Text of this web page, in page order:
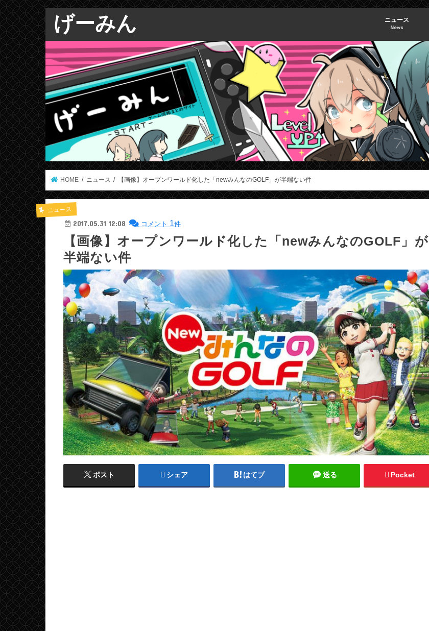
げーみん ニュース
News
HOME ニュース 【画像】オープンワールド化した「newみんなのGOLF」が半端ない件
ニュース
2017.05.31 12:08 コメント 1件
【画像】オープンワールド化した「newみんなのGOLF」が
半端ない件
ポスト シェア はてブ 送る Pocket